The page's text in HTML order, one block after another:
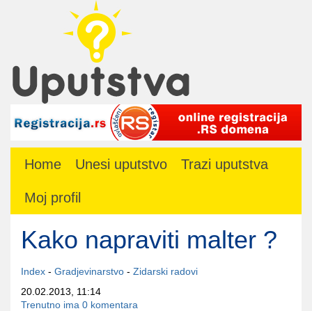
Home Unesi uputstvo Trazi uputstva
Moj profil
Kako napraviti malter ?
Index - Gradjevinarstvo - Zidarski radovi
20.02.2013, 11:14
Trenutno ima 0 komentara